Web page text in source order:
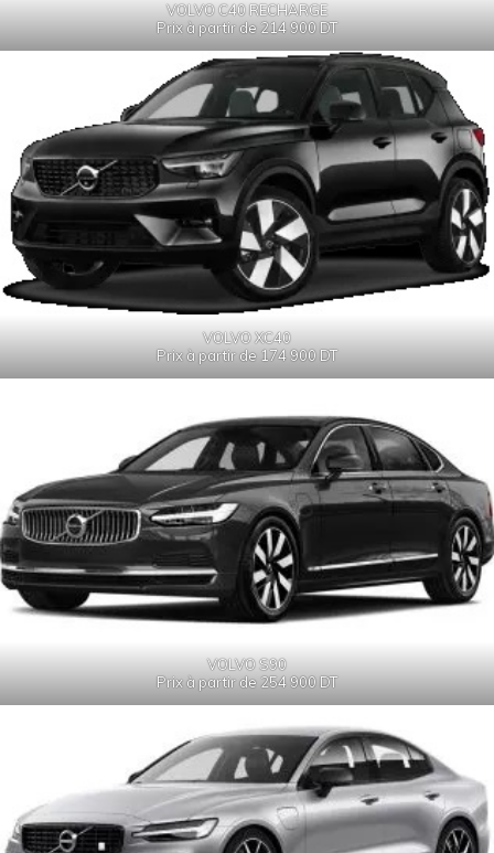
VOLVO C40 RECHARGE
Prix à partir de 214 900 DT
VOLVO XC40
Prix à partir de 174 900 DT
VOLVO S90
Prix à partir de 254 900 DT